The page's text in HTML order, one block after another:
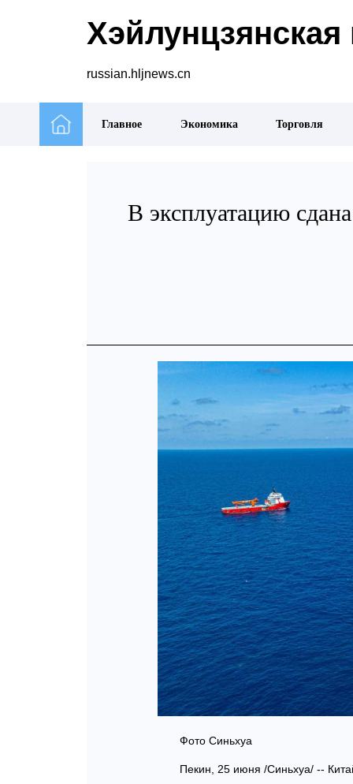
Хэйлунцзянская
russian.hljnews.cn
Главное Экономика Торговля
В эксплуатацию
Фото Синьхуа
Пекин, 25 июня /Синьхуа/ --